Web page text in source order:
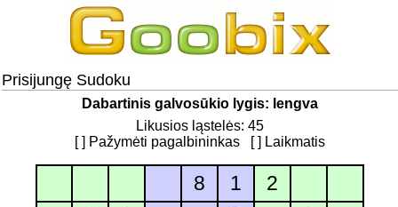
Prisijungę Sudoku
Dabartinis galvosūkio lygis: lengva
Likusios ląstelės: 45
[ ] Pažymėti pagalbininkas
[ ] Laikmatis
8 1
2